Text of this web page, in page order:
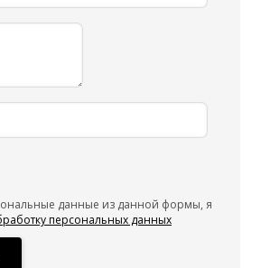
данные из данной формы, я
персональных данных